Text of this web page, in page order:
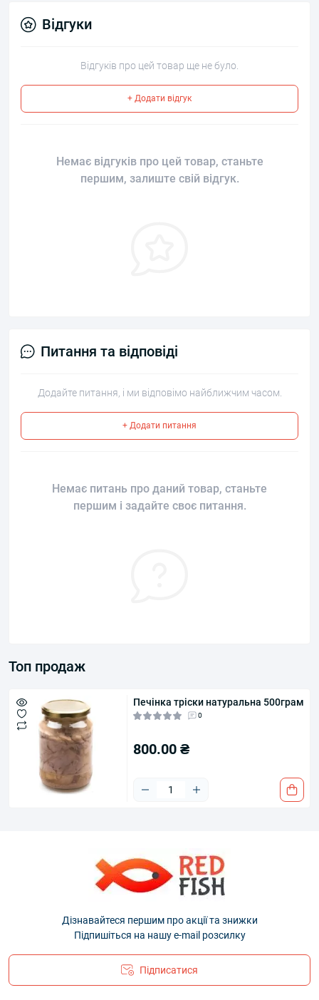
Відгуки
Відгуків про цей товар ще не було.
+ Додати відгук
Немає відгуків про цей товар, станьте
першим, залиште свій відгук.
Питання та відповіді
Додайте питання, і ми відповімо найближчим часом.
+ Додати питання
Немає питань про даний товар, станьте
першим і задайте своє питання.
Топ продаж
Печінка тріски натуральна 500грам
0
800.00 ₴
Дізнавайтеся першим про акції та знижки
Підпишіться на нашу e-mail розсилку
Підписатися